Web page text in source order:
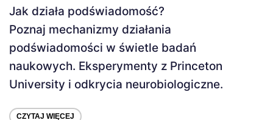
Jak działa podświadomość?
Poznaj mechanizmy działania
podświadomości w świetle badań
naukowych. Eksperymenty z Princeton
University i odkrycia neurobiologiczne.
CZYTAJ WIĘCEJ